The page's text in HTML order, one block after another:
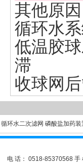
其他原因
循环水
低温胶
滞
收球网
循环水二次滤网 磷酸盐加药装
电 话： 0518-85370568